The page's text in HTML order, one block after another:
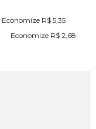
Economize R$ 5,35
Economize R$ 2,68